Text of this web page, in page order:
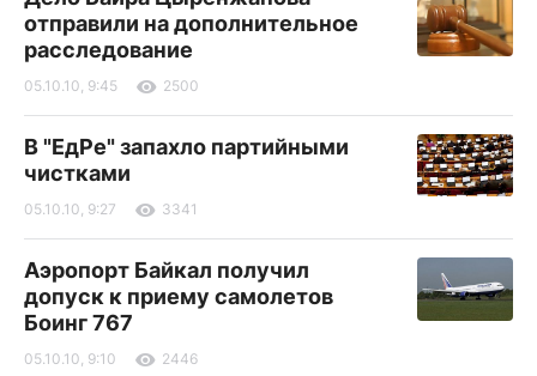
отправили на дополнительное
расследование
05.10.10, 9:45 2500
В "ЕдРе" запахло партийными
чистками
05.10.10, 9:27 3341
Аэропорт Байкал получил
допуск к приему самолетов
Боинг 767
05.10.10, 9:10 2446